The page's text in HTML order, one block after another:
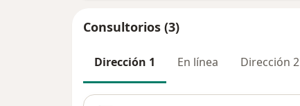
Consultorios (3)
Dirección 1 En línea Dirección 2